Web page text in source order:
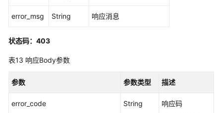
error_msg String 响应消息
状态码：403
表13 响应Body参数
参数 参数类型 描述
error_code String
响应码